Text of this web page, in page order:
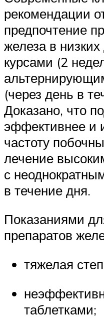
рекомендации
предпочтение
железа в
курсами (2
(через день в
Доказано, что
эффективнее
частоту
лечение
с
в течение дня.
Показаниями
препаратов
тяжелая
таблетками;